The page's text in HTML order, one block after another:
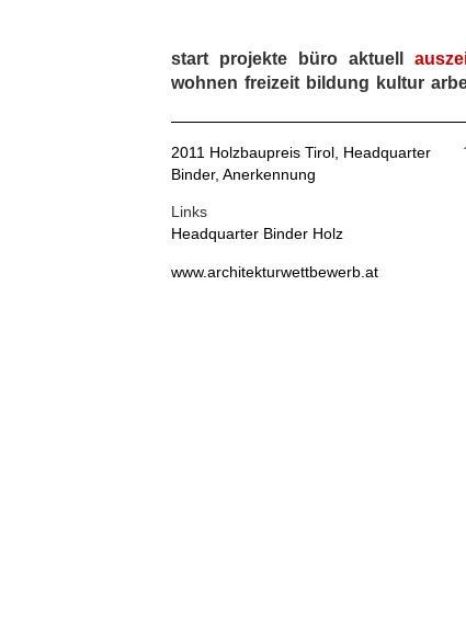
start projekte büro aktuell
wohnen freizeit bildung kultur
2011 Holzbaupreis Tirol, Headquarter
Binder, Anerkennung
Links
Headquarter Binder Holz
www.architekturwettbewerb.at